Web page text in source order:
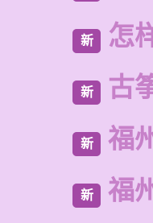
新 怎
新 古
新 福
新 福